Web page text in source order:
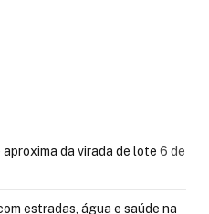
aproxima da virada de lote 6 de
estradas, água e saúde na